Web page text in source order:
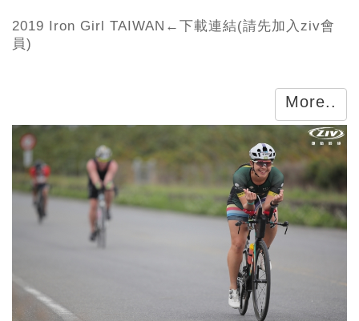
2019 Iron Girl TAIWAN←下載連結(請先加入ziv會
員)
More..